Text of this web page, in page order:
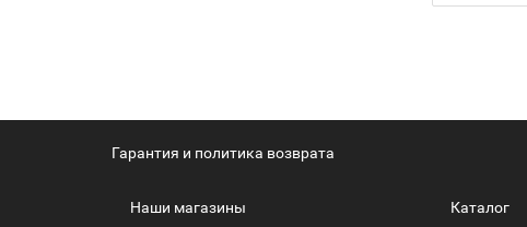
Гарантия и политика возврата
Наши магазины Каталог